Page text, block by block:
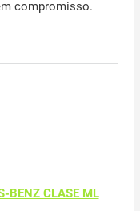
compromisso.
BENZ CLASE ML